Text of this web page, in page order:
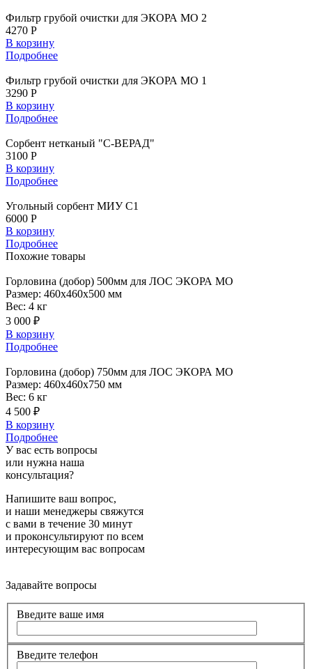
Фильтр грубой очистки для ЭКОРА МО 2
4270 Р
В корзину
Подробнее
Фильтр грубой очистки для ЭКОРА МО 1
3290 Р
В корзину
Подробнее
Сорбент нетканый "С-ВЕРАД"
3100 Р
В корзину
Подробнее
Угольный сорбент МИУ С1
6000 Р
В корзину
Подробнее
Похожие товары
Горловина (добор) 500мм для ЛОС ЭКОРА МО
Размер: 460x460x500 мм
Вес: 4 кг
3 000 ₽
В корзину
Подробнее
Горловина (добор) 750мм для ЛОС ЭКОРА МО
Размер: 460x460x750 мм
Вес: 6 кг
4 500 ₽
В корзину
Подробнее
У вас есть вопросы
или нужна наша
консультация?
Напишите ваш вопрос,
и наши менеджеры свяжутся
с вами в течение 30 минут
и проконсультируют по всем
интересующим вас вопросам
Задавайте вопросы
Введите ваше имя
Введите телефон